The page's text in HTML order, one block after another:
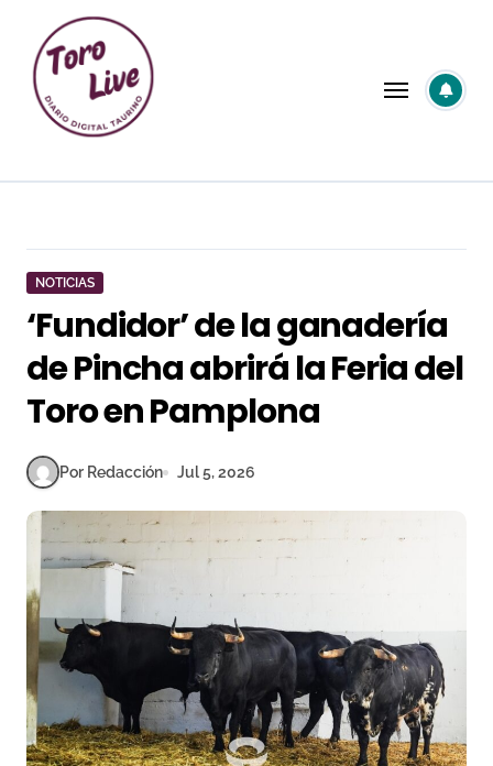
contenido
NOTICIAS
‘Fundidor’ de la ganadería
de Pincha abrirá la Feria del
Toro en Pamplona
Por Redacción Jul 5, 2026